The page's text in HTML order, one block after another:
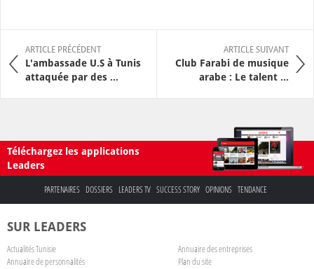
ARTICLE PRÉCÉDENT
L'ambassade U.S à Tunis
attaquée par des ...
ARTICLE SUIVANT
Club Farabi de musique
arabe : Le talent ...
Téléchargez les applications
Leaders
PARTENAIRES DOSSIERS LEADERS TV SUCCESS STORY OPINIONS TENDANCE
SUR LEADERS
Actualités Tunisie
Annuaire des entreprises
Annuaire de personnalités
Plan du site